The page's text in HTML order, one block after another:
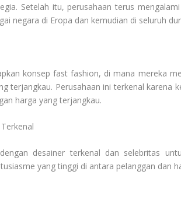
Setelah itu, perusahaan terus
negara di Eropa dan kemudian di seluruh
konsep fast fashion, di mana mereka
terjangkau. Perusahaan ini terkenal karena
harga yang terjangkau.
desainer terkenal dan selebritas
yang tinggi di antara pelanggan dan